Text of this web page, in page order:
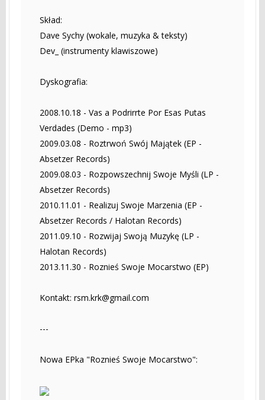
Skład:
Dave Sychy (wokale, muzyka & teksty)
Dev_ (instrumenty klawiszowe)
Dyskografia:
2008.10.18 - Vas a Podrirrte Por Esas Putas
Verdades (Demo - mp3)
2009.03.08 - Roztrwoń Swój Majątek (EP -
Absetzer Records)
2009.08.03 - Rozpowszechnij Swoje Myśli (LP -
Absetzer Records)
2010.11.01 - Realizuj Swoje Marzenia (EP -
Absetzer Records / Halotan Records)
2011.09.10 - Rozwijaj Swoją Muzykę (LP -
Halotan Records)
2013.11.30 - Roznieś Swoje Mocarstwo (EP)
Kontakt: rsm.krk@gmail.com
---
Nowa EPka "Roznieś Swoje Mocarstwo":